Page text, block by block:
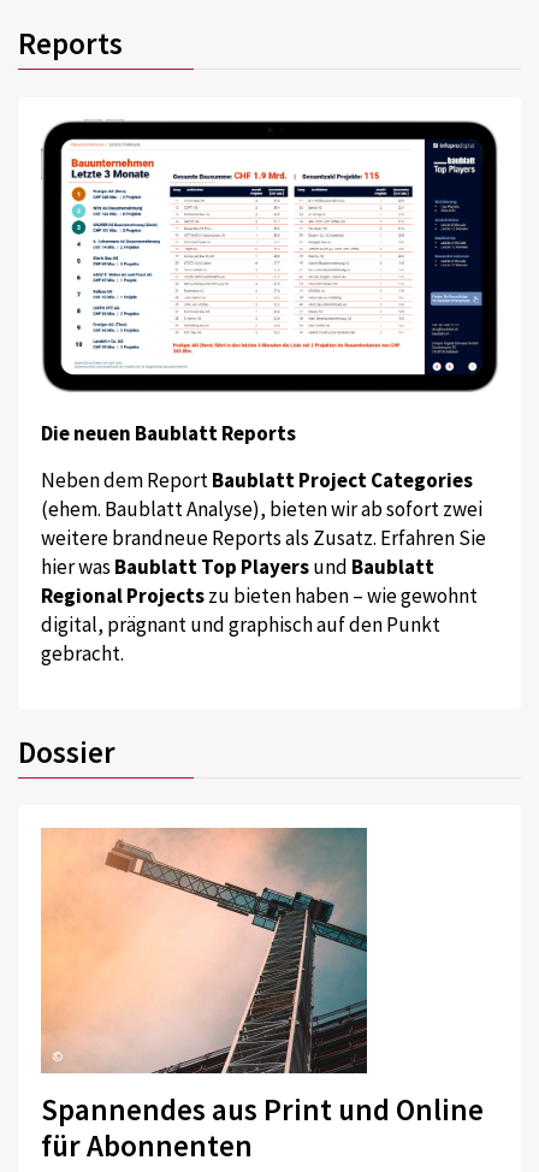
Reports
Die neuen Baublatt Reports
Neben dem ReportBaublatt Project Categories
(ehem. Baublatt Analyse), bieten wir ab sofort zwei
weitere brandneue Reports als Zusatz. Erfahren Sie
hier was Baublatt Top Playersund Baublatt
Regional Projectszu bieten haben – wie gewohnt
digital, prägnant und graphisch auf den Punkt
gebracht.
Dossier
©
Spannendes aus Print und Online
für Abonnenten